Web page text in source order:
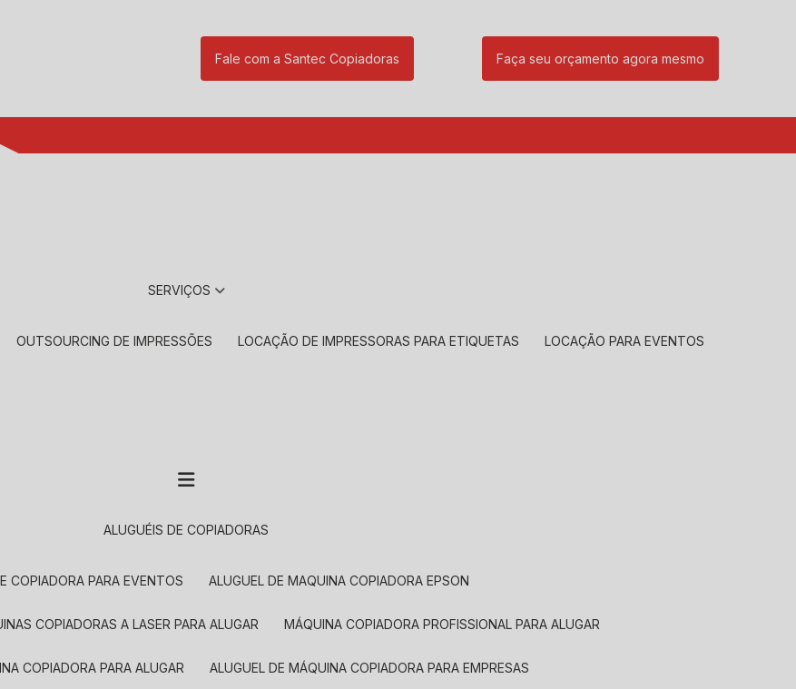
Fale com a Santec Copiadoras Faça seu orçamento agora mesmo
SERVIÇOS
OUTSOURCING DE IMPRESSÕES LOCAÇÃO DE IMPRESSORAS PARA ETIQUETAS LOCAÇÃO PARA EVENTOS
ALUGUÉIS DE COPIADORAS
COPIADORA PARA EVENTOS ALUGUEL DE MAQUINA COPIADORA EPSON
COPIADORAS A LASER PARA ALUGAR MÁQUINA COPIADORA PROFISSIONAL PARA ALUGAR
COPIADORA PARA ALUGAR ALUGUEL DE MÁQUINA COPIADORA PARA EMPRESAS